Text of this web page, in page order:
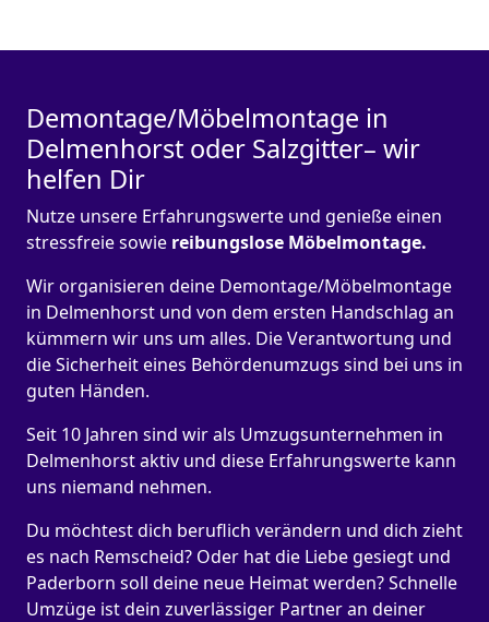
Demontage/Möbelmontage in
Delmenhorst oder Salzgitter– wir
helfen Dir
Nutze unsere Erfahrungswerte und genieße einen
stressfreie sowie reibungslose Möbelmontage.
Wir organisieren deine Demontage/Möbelmontage
in Delmenhorst und von dem ersten Handschlag an
kümmern wir uns um alles. Die Verantwortung und
die Sicherheit eines Behördenumzugs sind bei uns in
guten Händen.
Seit 10 Jahren sind wir als Umzugsunternehmen in
Delmenhorst aktiv und diese Erfahrungswerte kann
uns niemand nehmen.
Du möchtest dich beruflich verändern und dich zieht
es nach Remscheid? Oder hat die Liebe gesiegt und
Paderborn soll deine neue Heimat werden? Schnelle
Umzüge ist dein zuverlässiger Partner an deiner